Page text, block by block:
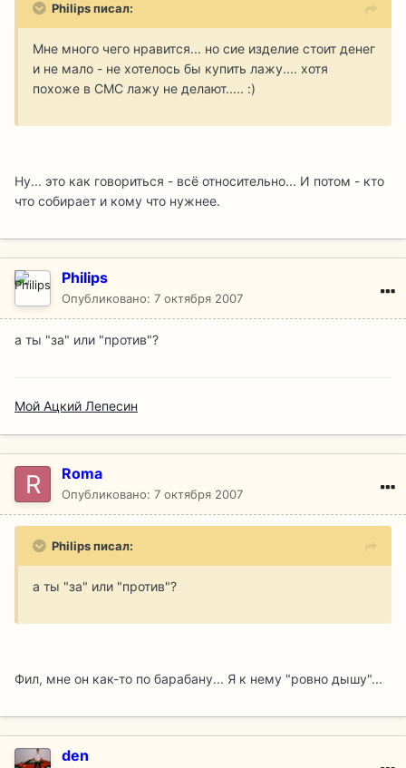
Philips писал:
Мне много чего нравится... но сие изделие стоит денег
и не мало - не хотелось бы купить лажу.... хотя
похоже в СМС лажу не делают..... :)
Ну... это как говориться - всё относительно... И потом - кто
что собирает и кому что нужнее.
Philips
Опубликовано: 7 октября 2007
а ты "за" или "против"?
Мой Ацкий Лепесин
Roma
Опубликовано: 7 октября 2007
Philips писал:
а ты "за" или "против"?
Фил, мне он как-то по барабану... Я к нему "ровно дышу"...
den